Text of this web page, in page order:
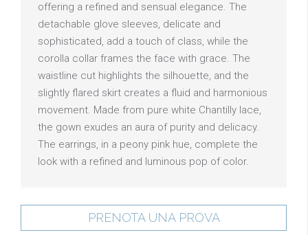
offering a refined and sensual elegance. The
detachable glove sleeves, delicate and
sophisticated, add a touch of class, while the
corolla collar frames the face with grace. The
waistline cut highlights the silhouette, and the
slightly flared skirt creates a fluid and harmonious
movement. Made from pure white Chantilly lace,
the gown exudes an aura of purity and delicacy.
The earrings, in a peony pink hue, complete the
look with a refined and luminous pop of color.
PRENOTA UNA PROVA